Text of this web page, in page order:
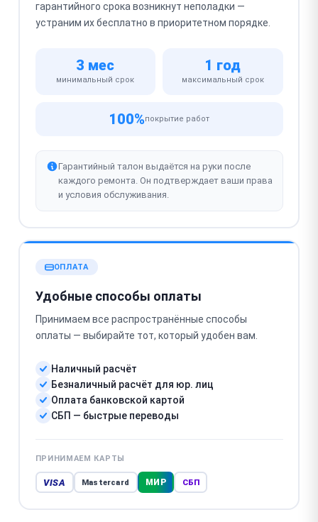
гарантийного срока возникнут неполадки —
устраним их бесплатно в приоритетном порядке.
3 мес
минимальный срок
1 год
максимальный срок
100%покрытие работ
Гарантийный талон выдаётся на руки после
каждого ремонта. Он подтверждает ваши права
и условия обслуживания.
ОПЛАТА
Удобные способы оплаты
Принимаем все распространённые способы
оплаты — выбирайте тот, который удобен вам.
Наличный расчёт
Безналичный расчёт для юр. лиц
Оплата банковской картой
СБП — быстрые переводы
ПРИНИМАЕМ КАРТЫ
VISA Mastercard МИР СБП